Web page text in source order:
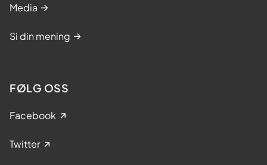
Media
Si din mening
FØLG OSS
Facebook
Twitter